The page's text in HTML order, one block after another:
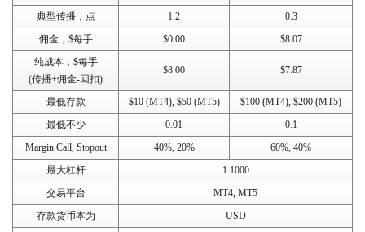
典型传播，点
1.2
0.3
佣金，$每手
$0.00
$8.07
纯成本，$每手
(传播+佣金-回扣)
$8.00 $7.87
最低存款 $10 (MT4), $50 (MT5)
$100 (MT4), $200 (MT5)
最低不少
0.01
0.1
Margin Call, Stopout
40%, 20%
60%, 40%
最大杠杆
1:1000
交易平台
MT4, MT5
存款货币本为
USD